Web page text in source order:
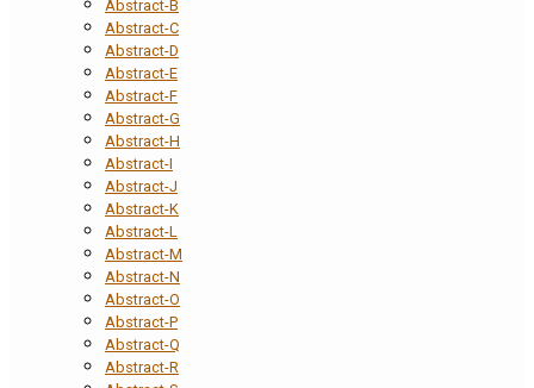
Abstract-B
Abstract-C
Abstract-D
Abstract-E
Abstract-F
Abstract-G
Abstract-H
Abstract-I
Abstract-J
Abstract-K
Abstract-L
Abstract-M
Abstract-N
Abstract-O
Abstract-P
Abstract-Q
Abstract-R